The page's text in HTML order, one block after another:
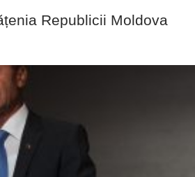
Republicii Moldova